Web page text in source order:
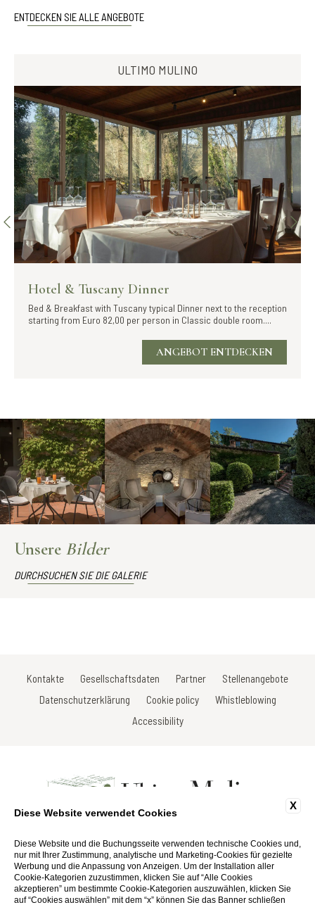
ENTDECKEN SIE ALLE ANGEBOTE
ULTIMO MULINO
Hotel & Tuscany Dinner
Bed & Breakfast with Tuscany typical Dinner next to the reception
starting from Euro 82,00 per person in Classic double room....
ANGEBOT ENTDECKEN
Unsere Bilder
DURCHSUCHEN SIE DIE GALERIE
Kontakte Gesellschaftsdaten Partner
Stellenangebote
Datenschutzerklärung
Cookie policy
Whistleblowing
Accessibility
Tel: +39 0577 738520
Fax: +39 0577 738659
Email:info@ultimomulino.it
P.Iva 01116290527
X
Diese Website verwendet Cookies
Diese Website und die Buchungsseite verwenden technische Cookies und,
nur mit Ihrer Zustimmung, analytische und Marketing-Cookies für gezielte
Werbung und die Anpassung von Anzeigen. Um der Installation aller
Cookie-Kategorien zuzustimmen, klicken Sie auf “Alle Cookies
akzeptieren” um bestimmte Cookie-Kategorien auszuwählen, klicken Sie
auf “Cookies auswählen” mit dem “x” können Sie das Banner schließen